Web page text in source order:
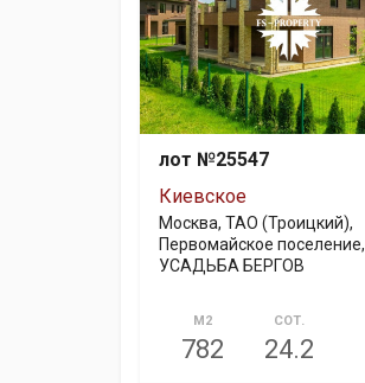
лот №25547
Киевское
Москва, ТАО (Троицкий),
Первомайское поселение,
УСАДЬБА БЕРГОВ
М2
782
СОТ.
24.2